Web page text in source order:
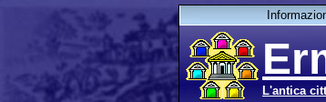
L'antica